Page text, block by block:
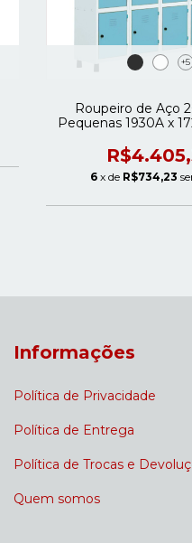
+5
Roupeiro de Aço
Pequenas 1930A x
6 x de R$734,23
Informações
Política de Privacidade
Política de Entrega
Política de Trocas e
Quem somos